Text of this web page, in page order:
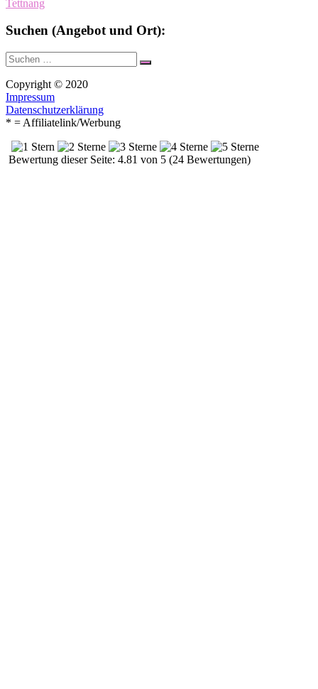
Tettnang
Suchen (Angebot und Ort):
Suche
nach:
Suchen
Copyright © 2020
Impressum
Datenschutzerklärung
* = Affiliatelink/Werbung
Bewertung dieser Seite: 4.81 von 5 (24 Bewertungen)